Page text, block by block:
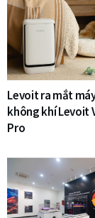
Levoit ra mắt
không khí Levoit
Pro